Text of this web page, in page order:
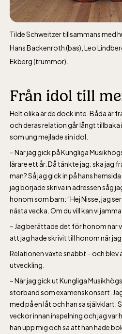
Tilde Schweitzer tillsammans med
Hans Backenroth (bas), Leo
Ekberg (trummor).
Från idol till
Helt olika är de dock inte. Båda är
och deras relation går långt tillbaka
som ung mejlade sin idol.
– När jag gick påKungliga
lärare ett år. Då tänkte jag: ska jag
man? Så jag gick in på hans
jag började skriva in adressen såg
honom som barn: “Hej Nisse, jag
nästa vecka. Om du vill kan vi
– Jag berättade det för honom när
att jag hade skrivit till honom när jag
Relationen växte snabbt – och blev
utveckling.
– När jag gick ut Kungliga
storband som examenskonsert.
med på en låt och han sa självklart.
veckor innan inspelning och jag var
han upp mig och sa att han hade